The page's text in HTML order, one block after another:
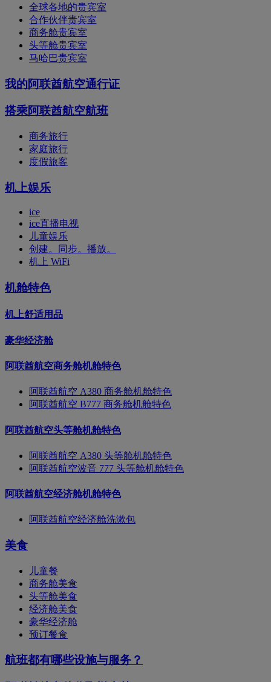
全球各地的贵宾室
合作伙伴贵宾室
商务舱贵宾室
头等舱贵宾室
马哈巴贵宾室
我的阿联酋航空通行证
搭乘阿联酋航空航班
商务旅行
家庭旅行
度假旅客
机上娱乐
ice
ice直播电视
儿童娱乐
创建。同步。播放。
机上 WiFi
机舱特色
机上舒适用品
豪华经济舱
阿联酋航空商务舱机舱特色
阿联酋航空 A380 商务舱机舱特色
阿联酋航空 B777 商务舱机舱特色
阿联酋航空头等舱机舱特色
阿联酋航空 A380 头等舱机舱特色
阿联酋航空波音 777 头等舱机舱特色
阿联酋航空经济舱机舱特色
阿联酋航空经济舱洗漱包
美食
儿童餐
商务舱美食
头等舱美食
经济舱美食
豪华经济舱
预订餐食
航班都有哪些设施与服务？